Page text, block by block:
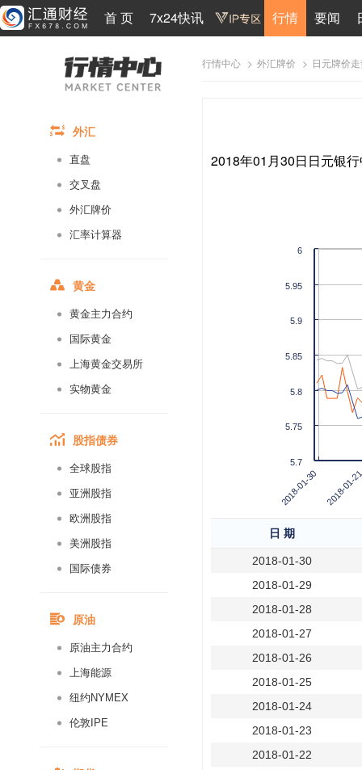
首 页 7x24快讯 行情 要闻
外汇
直盘
交叉盘
外汇牌价
汇率计算器
黄金
黄金主力合约
国际黄金
上海黄金交易所
实物黄金
股指债券
全球股指
亚洲股指
欧洲股指
美洲股指
国际债券
原油
原油主力合约
上海能源
纽约NYMEX
伦敦IPE
行情中心 > 外汇牌价 > 日元牌价
2018年01月30日日元银
2018-01-30 2018-
5.7
5.75
5.8
5.85
5.9
5.95
6
日 期
2018-01-30
2018-01-29
2018-01-28
2018-01-27
2018-01-26
2018-01-25
2018-01-24
2018-01-23
2018-01-22